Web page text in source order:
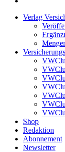
Verlag
Shop
Redaktion
Abonnement
Newsletter